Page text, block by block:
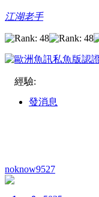
江湖老手
經驗:
發消息
noknow9527